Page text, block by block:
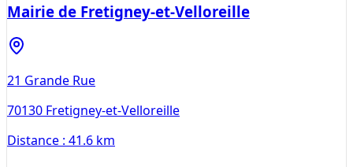
Mairie de Fretigney-et-Velloreille
21 Grande Rue
70130 Fretigney-et-Velloreille
Distance : 41.6 km